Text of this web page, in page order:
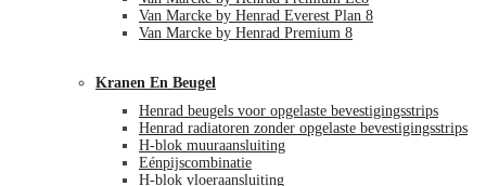
Van Marcke by Henrad Everest Plan 8
Van Marcke by Henrad Premium 8
Kranen En Beugel
Henrad beugels voor opgelaste bevestigingsstrips
Henrad radiatoren zonder opgelaste bevestigingsstrips
H-blok muuraansluiting
Eénpijscombinatie
H-blok vloeraansluiting